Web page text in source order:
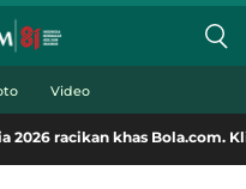
Video
khas Bola.com. Klik di sini!